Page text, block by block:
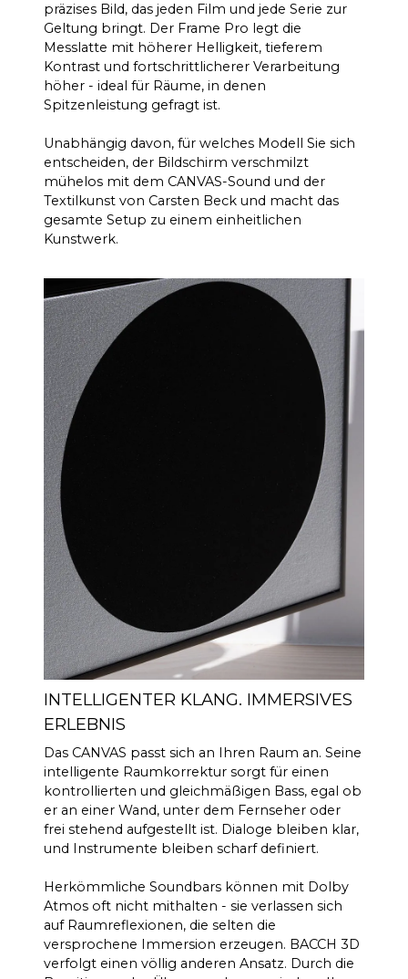
präzises Bild, das jeden Film und jede Serie zur
Geltung bringt. Der Frame Pro legt die
Messlatte mit höherer Helligkeit, tieferem
Kontrast und fortschrittlicherer Verarbeitung
höher - ideal für Räume, in denen
Spitzenleistung gefragt ist.
Unabhängig davon, für welches Modell Sie sich
entscheiden, der Bildschirm verschmilzt
mühelos mit dem CANVAS-Sound und der
Textilkunst von Carsten Beck und macht das
gesamte Setup zu einem einheitlichen
Kunstwerk.
INTELLIGENTER KLANG. IMMERSIVES
ERLEBNIS
Das CANVAS passt sich an Ihren Raum an. Seine
intelligente Raumkorrektur sorgt für einen
kontrollierten und gleichmäßigen Bass, egal ob
er an einer Wand, unter dem Fernseher oder
frei stehend aufgestellt ist. Dialoge bleiben klar,
und Instrumente bleiben scharf definiert.
Herkömmliche Soundbars können mit Dolby
Atmos oft nicht mithalten - sie verlassen sich
auf Raumreflexionen, die selten die
versprochene Immersion erzeugen. BACCH 3D
verfolgt einen völlig anderen Ansatz. Durch die